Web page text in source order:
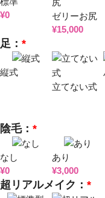
¥0
ゼリーお尻
¥15,000
*
足：
縦式
立てない式
*
陰毛：
なし
¥0
あり
¥3,000
*
超リアルメイク：